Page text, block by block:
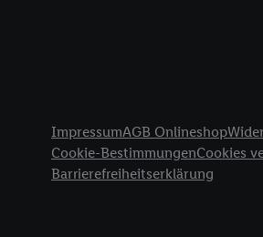
ImpressumAGB Onlineshop
Cookie-BestimmungenCookies
Barrierefreiheitserklärung